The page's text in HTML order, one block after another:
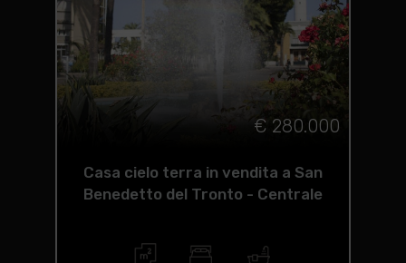
€ 280.000
Casa cielo terra in vendita a San
Benedetto del Tronto - Centrale